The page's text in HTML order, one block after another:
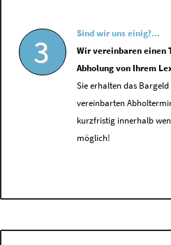
3
Sind wir uns einig?...
Wir vereinbaren einen
Abholung von Ihrem
Sie erhalten das Bargeld
vereinbarten
kurzfristig innerhalb
möglich!